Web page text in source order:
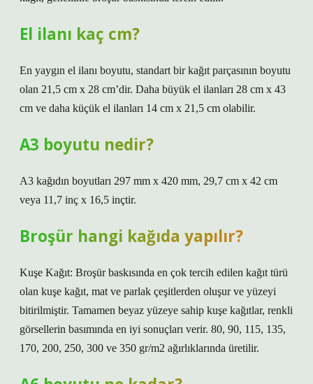
El ilanı kaç cm?
En yaygın el ilanı boyutu, standart bir kağıt parçasının boyutu
olan 21,5 cm x 28 cm’dir. Daha büyük el ilanları 28 cm x 43
cm ve daha küçük el ilanları 14 cm x 21,5 cm olabilir.
A3 boyutu nedir?
A3 kağıdın boyutları 297 mm x 420 mm, 29,7 cm x 42 cm
veya 11,7 inç x 16,5 inçtir.
Broşür hangi kağıda yapılır?
Kuşe Kağıt: Broşür baskısında en çok tercih edilen kağıt türü
olan kuşe kağıt, mat ve parlak çeşitlerden oluşur ve yüzeyi
bitirilmiştir. Tamamen beyaz yüzeye sahip kuşe kağıtlar, renkli
görsellerin basımında en iyi sonuçları verir. 80, 90, 115, 135,
170, 200, 250, 300 ve 350 gr/m2 ağırlıklarında üretilir.